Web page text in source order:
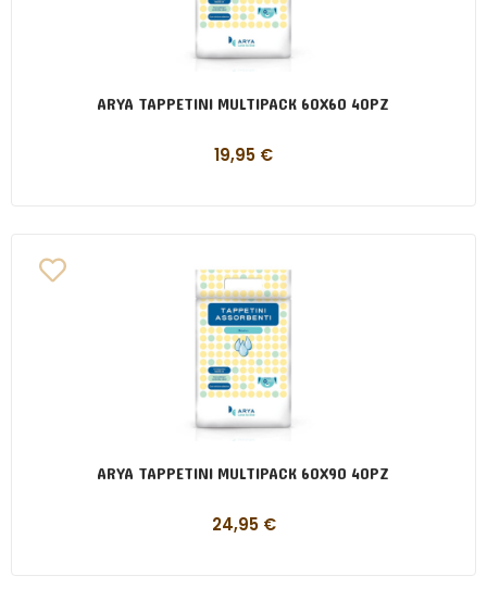
ARYA TAPPETINI MULTIPACK 60X60 40PZ
19,95 €
ARYA TAPPETINI MULTIPACK 60X90 40PZ
24,95 €